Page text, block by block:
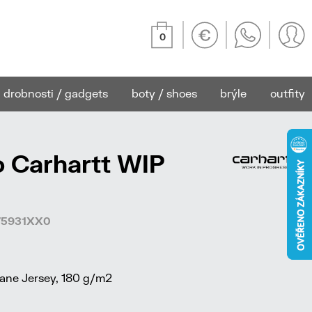
0
drobnosti / gadgets boty / shoes brýle outfity
Carhartt WIP
Jersey, 180 g/m2